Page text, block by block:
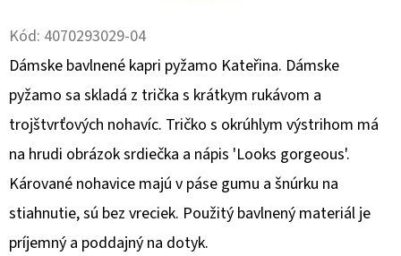
Kód: 4070293029-04
Dámske bavlnené kapri pyžamo Kateřina. Dámske
pyžamo sa skladá z trička s krátkym rukávom a
trojštvrťových nohavíc. Tričko s okrúhlym výstrihom má
na hrudi obrázok srdiečka a nápis 'Looks gorgeous'.
Kárované nohavice majú v páse gumu a šnúrku na
stiahnutie, sú bez vreciek. Použitý bavlnený materiál je
príjemný a poddajný na dotyk.
R
Ú
Č
A
M
E
DÁMSKE
DOMÁCE
ŠATY